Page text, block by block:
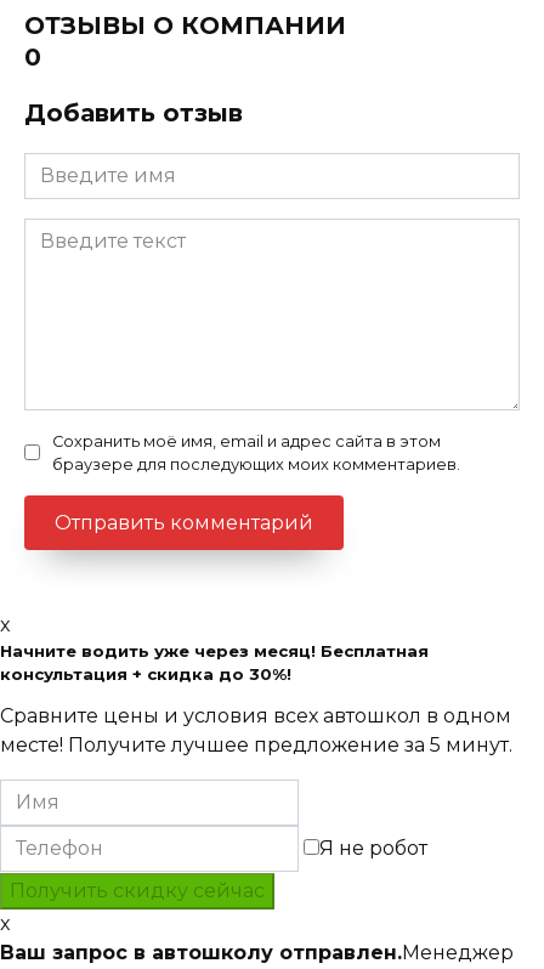
ОТЗЫВЫ О КОМПАНИИ
0
Добавить отзыв
Сохранить моё имя, email и адрес сайта в этом
браузере для последующих моих комментариев.
x
Начните водить уже через месяц! Бесплатная
консультация + скидка до 30%!
Сравните цены и условия всех автошкол в одном
месте! Получите лучшее предложение за 5 минут.
Я не робот
x
Ваш запрос в автошколу отправлен.Менеджер